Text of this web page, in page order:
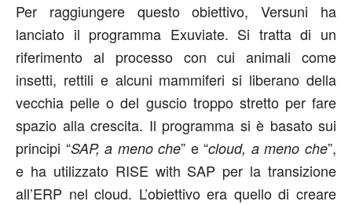
Per raggiungere questo obiettivo, Versuni ha
lanciato il programma Exuviate. Si tratta di un
riferimento al processo con cui animali come
insetti, rettili e alcuni mammiferi si liberano della
vecchia pelle o del guscio troppo stretto per fare
spazio alla crescita. Il programma si è basato sui
principi “SAP, a meno che” e “cloud, a meno che”,
e ha utilizzato RISE with SAP per la transizione
all’ERP nel cloud. L’obiettivo era quello di creare